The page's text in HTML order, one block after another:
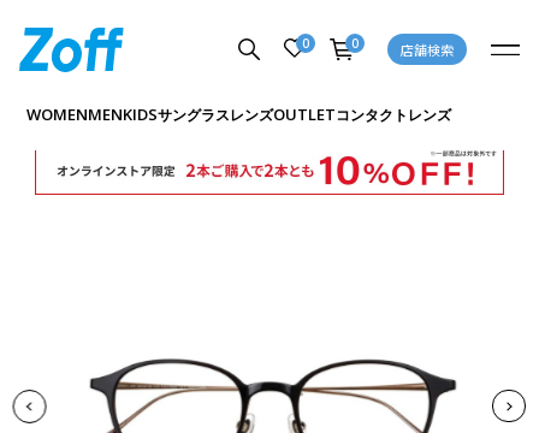
0 0 店舗検索
WOMENMENKIDSサングラスレンズOUTLETコンタクトレンズ
商品詳細ページへ